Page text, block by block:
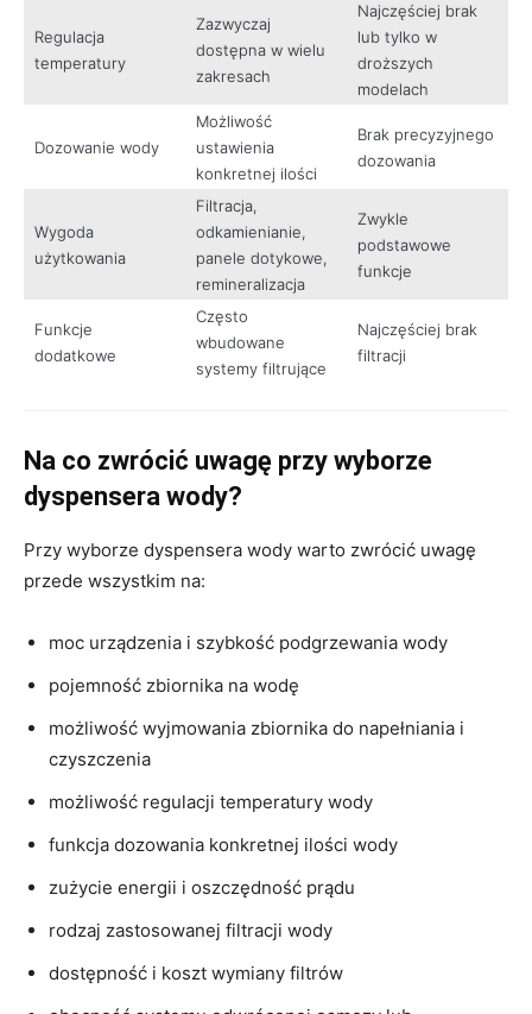
Regulacja
temperatury
Zazwyczaj
dostępna w wielu
zakresach
Najczęściej brak
lub tylko w
droższych
modelach
Dozowanie wody
Możliwość
ustawienia
konkretnej ilości
Brak precyzyjnego
dozowania
Wygoda
użytkowania
Filtracja,
odkamienianie,
panele dotykowe,
remineralizacja
Zwykle
podstawowe
funkcje
Funkcje
dodatkowe
Często
wbudowane
systemy filtrujące
Najczęściej brak
filtracji
Na co zwrócić uwagę przy wyborze
dyspensera wody?
Przy wyborze dyspensera wody warto zwrócić uwagę
przede wszystkim na:
moc urządzenia i szybkość podgrzewania wody
pojemność zbiornika na wodę
możliwość wyjmowania zbiornika do napełniania i
czyszczenia
możliwość regulacji temperatury wody
funkcja dozowania konkretnej ilości wody
zużycie energii i oszczędność prądu
rodzaj zastosowanej filtracji wody
dostępność i koszt wymiany filtrów